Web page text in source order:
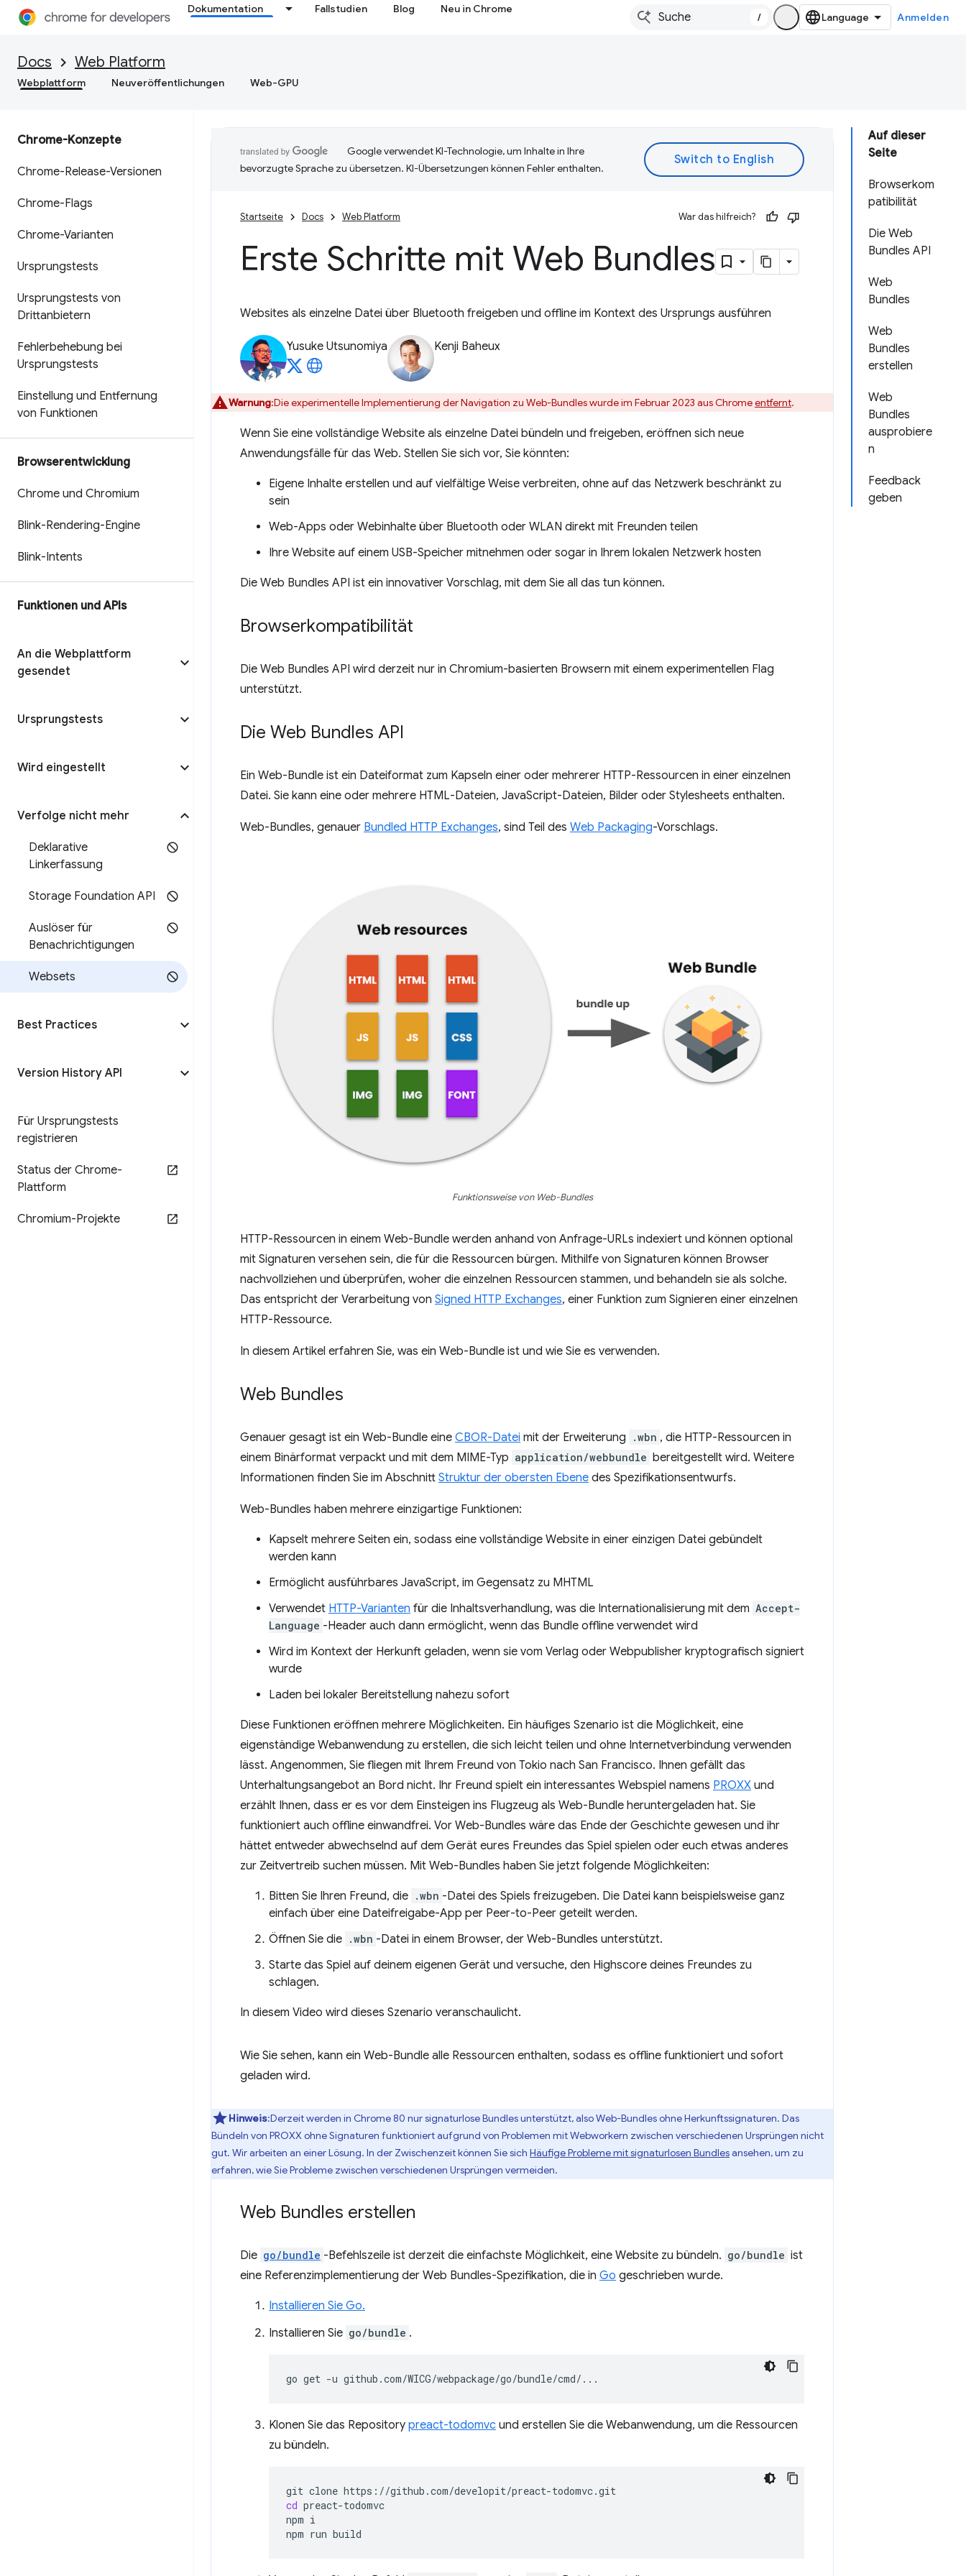
Dokumentation Fallstudien Blog Neu in Chrome
/ Anmelden
Docs Web Platform
Webplattform Neuveröffentlichungen Web-GPU
Chrome-Konzepte
Chrome-Release-Versionen
Chrome-Flags
Chrome-Varianten
Ursprungstests
Ursprungstests von
Drittanbietern
Fehlerbehebung bei
Ursprungstests
Einstellung und Entfernung
von Funktionen
Browserentwicklung
Chrome und Chromium
Blink-Rendering-Engine
Blink-Intents
Funktionen und APIs
An die Webplattform
gesendet
Ursprungstests
Wird eingestellt
Verfolge nicht mehr
Deklarative
Linkerfassung
Storage Foundation API
Auslöser für
Benachrichtigungen
Websets
Best Practices
Version History API
Für Ursprungstests
registrieren
Status der Chrome-
Plattform
Chromium-Projekte
Auf dieser
Seite
Browserkom
patibilität
Die Web
Bundles API
Web
Bundles
Web
Bundles
erstellen
Web
Bundles
ausprobiere
n
Feedback
geben
Google verwendet KI-Technologie, um Inhalte in Ihre
bevorzugte Sprache zu übersetzen. KI-Übersetzungen können Fehler enthalten.
Startseite Docs Web Platform War das hilfreich?
Erste Schritte mit Web Bundles
Websites als einzelne Datei über Bluetooth freigeben und offline im Kontext des Ursprungs ausführen
Yusuke Utsunomiya Kenji Baheux
Warnung:Die experimentelle Implementierung der Navigation zu Web-Bundles wurde im Februar 2023 aus Chromeentfernt.
Wenn Sie eine vollständige Website als einzelne Datei bündeln und freigeben, eröffnen sich neue
Anwendungsfälle für das Web. Stellen Sie sich vor, Sie könnten:
Eigene Inhalte erstellen und auf vielfältige Weise verbreiten, ohne auf das Netzwerk beschränkt zu
sein
Web-Apps oder Webinhalte über Bluetooth oder WLAN direkt mit Freunden teilen
Ihre Website auf einem USB-Speicher mitnehmen oder sogar in Ihrem lokalen Netzwerk hosten
Die Web Bundles API ist ein innovativer Vorschlag, mit dem Sie all das tun können.
Browserkompatibilität
Die Web Bundles API wird derzeit nur in Chromium-basierten Browsern mit einem experimentellen Flag
unterstützt.
Die Web Bundles API
Ein Web-Bundle ist ein Dateiformat zum Kapseln einer oder mehrerer HTTP-Ressourcen in einer einzelnen
Datei. Sie kann eine oder mehrere HTML-Dateien, JavaScript-Dateien, Bilder oder Stylesheets enthalten.
Web-Bundles, genauer Bundled HTTP Exchanges, sind Teil des Web Packaging-Vorschlags.
Funktionsweise von Web-Bundles
HTTP-Ressourcen in einem Web-Bundle werden anhand von Anfrage-URLs indexiert und können optional
mit Signaturen versehen sein, die für die Ressourcen bürgen. Mithilfe von Signaturen können Browser
nachvollziehen und überprüfen, woher die einzelnen Ressourcen stammen, und behandeln sie als solche.
Das entspricht der Verarbeitung von Signed HTTP Exchanges, einer Funktion zum Signieren einer einzelnen
HTTP-Ressource.
In diesem Artikel erfahren Sie, was ein Web-Bundle ist und wie Sie es verwenden.
Web Bundles
Genauer gesagt ist ein Web-Bundle eine CBOR-Datei mit der Erweiterung .wbn , die HTTP-Ressourcen in
einem Binärformat verpackt und mit dem MIME-Typ application/webbundle bereitgestellt wird. Weitere
Informationen finden Sie im Abschnitt Struktur der obersten Ebene des Spezifikationsentwurfs.
Web-Bundles haben mehrere einzigartige Funktionen:
Kapselt mehrere Seiten ein, sodass eine vollständige Website in einer einzigen Datei gebündelt
werden kann
Ermöglicht ausführbares JavaScript, im Gegensatz zu MHTML
Verwendet HTTP-Varianten für die Inhaltsverhandlung, was die Internationalisierung mit dem Accept-
Language -Header auch dann ermöglicht, wenn das Bundle offline verwendet wird
Wird im Kontext der Herkunft geladen, wenn sie vom Verlag oder Webpublisher kryptografisch signiert
wurde
Laden bei lokaler Bereitstellung nahezu sofort
Diese Funktionen eröffnen mehrere Möglichkeiten. Ein häufiges Szenario ist die Möglichkeit, eine
eigenständige Webanwendung zu erstellen, die sich leicht teilen und ohne Internetverbindung verwenden
lässt. Angenommen, Sie fliegen mit Ihrem Freund von Tokio nach San Francisco. Ihnen gefällt das
Unterhaltungsangebot an Bord nicht. Ihr Freund spielt ein interessantes Webspiel namens PROXX und
erzählt Ihnen, dass er es vor dem Einsteigen ins Flugzeug als Web-Bundle heruntergeladen hat. Sie
funktioniert auch offline einwandfrei. Vor Web-Bundles wäre das Ende der Geschichte gewesen und ihr
hättet entweder abwechselnd auf dem Gerät eures Freundes das Spiel spielen oder euch etwas anderes
zur Zeitvertreib suchen müssen. Mit Web-Bundles haben Sie jetzt folgende Möglichkeiten:
Bitten Sie Ihren Freund, die .wbn -Datei des Spiels freizugeben. Die Datei kann beispielsweise ganz
einfach über eine Dateifreigabe-App per Peer-to-Peer geteilt werden.
Öffnen Sie die .wbn -Datei in einem Browser, der Web-Bundles unterstützt.
Starte das Spiel auf deinem eigenen Gerät und versuche, den Highscore deines Freundes zu
schlagen.
In diesem Video wird dieses Szenario veranschaulicht.
Wie Sie sehen, kann ein Web-Bundle alle Ressourcen enthalten, sodass es offline funktioniert und sofort
geladen wird.
Hinweis:Derzeit werden in Chrome 80 nur signaturlose Bundles unterstützt, also Web-Bundles ohne Herkunftssignaturen. Das
Bündeln von PROXX ohne Signaturen funktioniert aufgrund von Problemen mit Webworkern zwischen verschiedenen Ursprüngen nicht
gut. Wir arbeiten an einer Lösung. In der Zwischenzeit können Sie sich Häufige Probleme mit signaturlosen Bundlesansehen, um zu
erfahren, wie Sie Probleme zwischen verschiedenen Ursprüngen vermeiden.
Web Bundles erstellen
Die go/bundle -Befehlszeile ist derzeit die einfachste Möglichkeit, eine Website zu bündeln. go/bundle ist
eine Referenzimplementierung der Web Bundles-Spezifikation, die in Go geschrieben wurde.
Installieren Sie Go.
Installieren Sie go/bundle .
go get -u
Klonen Sie das Repository preact-todomvc und erstellen Sie die Webanwendung, um die Ressourcen
zu bündeln.
git clone
cd preact-todomvc
npm i
npm run